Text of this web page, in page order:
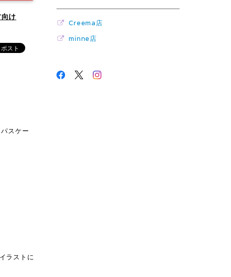
け
スケー
ラストに
Creema店
minne店